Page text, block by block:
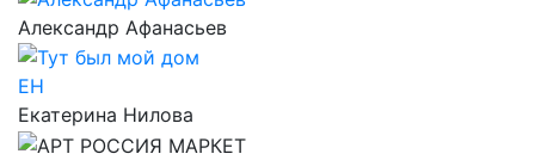
Александр Афанасьев
ЕН
Екатерина Нилова